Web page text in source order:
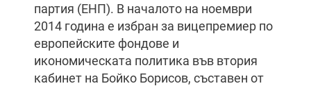
партия (ЕНП). В началото на ноември
2014 година е избран за вицепремиер по
европейските фондове и
икономическата политика във втория
кабинет на Бойко Борисов, съставен от